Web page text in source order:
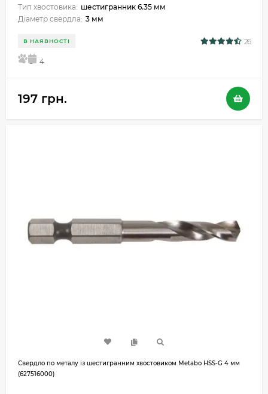
Тип хвостовика: шестигранник 6.35 мм
Діаметр свердла: 3 мм
В НАЯВНОСТІ 26
5 4
197 грн.
Свердло по металу із шестигранним хвостовиком Metabo HSS-G 4 мм
(627516000)